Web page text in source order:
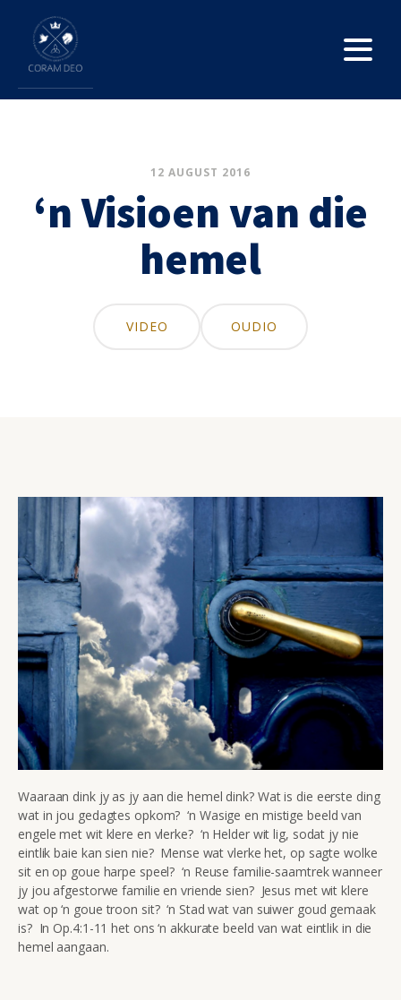
12 AUGUST 2016
‘n Visioen van die
hemel
VIDEO OUDIO
Waaraan dink jy as jy aan die hemel dink? Wat is die eerste ding
wat in jou gedagtes opkom? ‘n Wasige en mistige beeld van
engele met wit klere en vlerke? ‘n Helder wit lig, sodat jy nie
eintlik baie kan sien nie? Mense wat vlerke het, op sagte wolke
sit en op goue harpe speel? ‘n Reuse familie-saamtrek wanneer
jy jou afgestorwe familie en vriende sien? Jesus met wit klere
wat op ‘n goue troon sit? ‘n Stad wat van suiwer goud gemaak
is? In Op.4:1-11 het ons ‘n akkurate beeld van wat eintlik in die
hemel aangaan.